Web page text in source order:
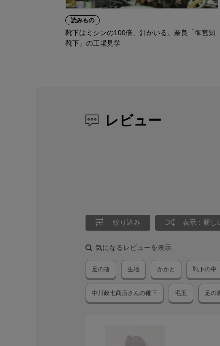
読みもの
靴下はミシンの100倍、針がいる。奈良「御宮知
靴下」の工場見学
レビュー
絞り込み 表示：新し
気になるレビューを表示
足の指 生地 かかと 靴下の中
中川政七商店さんの靴下 毛玉 足の